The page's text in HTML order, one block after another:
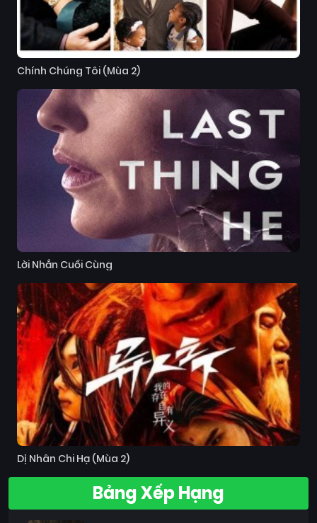
Chính Chúng Tôi (Mùa 2)
Lời Nhắn Cuối Cùng
Dị Nhân Chi Hạ (Mùa 2)
Bảng Xếp Hạng